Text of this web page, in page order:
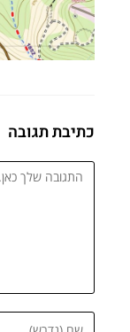
כתיבת תגובה